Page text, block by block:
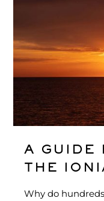
A GUIDE
THE
Why do